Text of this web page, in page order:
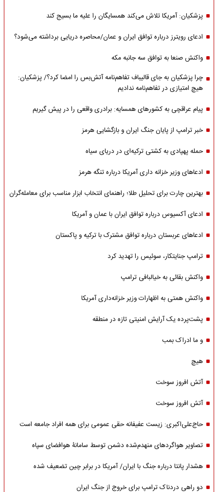
پزشکیان: آمریکا تلاش می‌کند همسایگان را علیه ما بسیج کند
ادعای رویترز درباره توافق ایران و عمان/محاصره دریایی برداشته می‌شود؟
واکنش صنعا به توافق سه جانبه مکه
چرا پزشکیان به جای قالیباف تفاهم‌نامه آتش‌بس را امضا کرد؟/ پزشکیان:
هیچ امتیازی در تفاهم‌نامه ندادیم
پیام عراقچی به کشورهای همسایه: برادری واقعی را در پیش گیریم
خبر ترامپ از پایان جنگ ایران و بازگشایی هرمز
حمله پهپادی به کشتی ترکیه‌ای در دریای سیاه
ادعاهای وزیر خزانه داری آمریکا درباره تنگه هرمز
بهترین چارت برای تحلیل طلا؛ راهنمای انتخاب ابزار مناسب برای معامله‌گران
ادعای آکسیوس درباره توافق ایران با عمان و آمریکا
ادعاهای عربستان درباره توافق مشترک با ترکیه و پاکستان
ترامپ جنایتکار، سوئیس را تهدید کرد
واکنش بقائی به خیالبافی ترامپ
واکنش همتی به اظهارات وزیر خزانه‌داری آمریکا
پشت‌پرده یک آرایش امنیتی تازه در منطقه
و ما ادراک بمب
هیچ
آتش افروز سوخت
آتش افروز سوخت
حاج‌علی‌اکبری: زیست عفیفانه حقی عمومی برای همه افراد جامعه است
تصاویر هواگردهای منهدم‌شده دشمن توسط سامانۀ هوافضای سپاه
هشدار پانتا درباره جنگ با ایران/ آمریکا در برابر چین تضعیف شده
دو راهی دردناک ترامپ برای خروج از جنگ ایران